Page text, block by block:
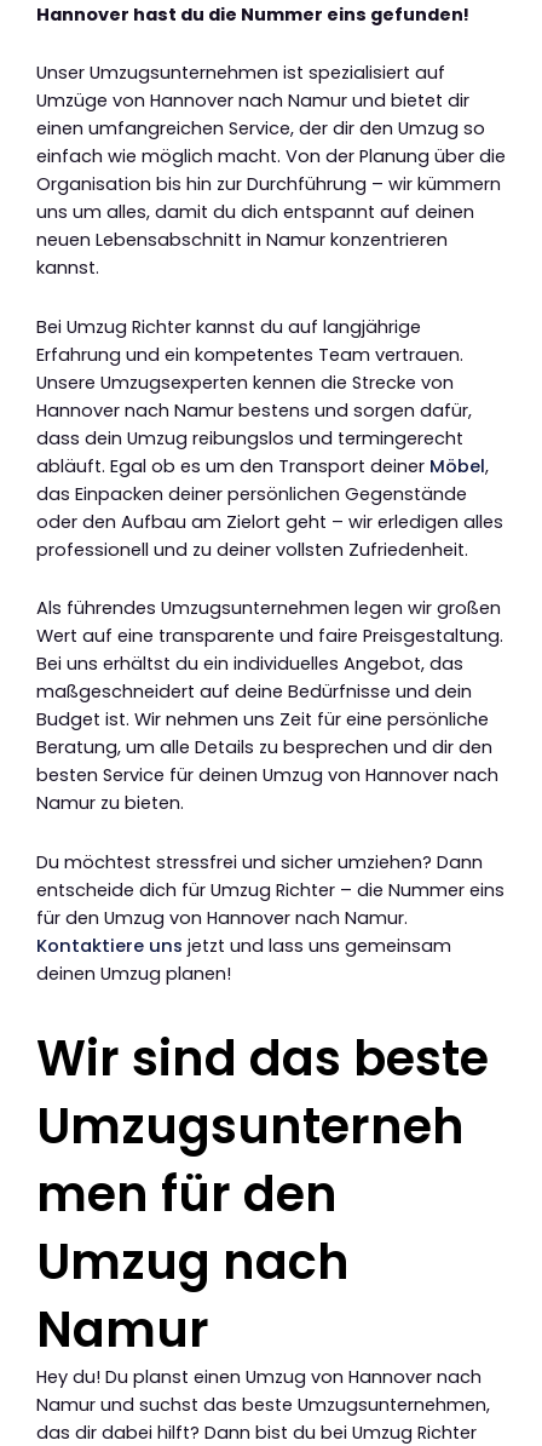
Hannover hast du die Nummer eins gefunden!
Unser Umzugsunternehmen ist spezialisiert auf
Umzüge von Hannover nach Namur und bietet dir
einen umfangreichen Service, der dir den Umzug so
einfach wie möglich macht. Von der Planung über die
Organisation bis hin zur Durchführung – wir kümmern
uns um alles, damit du dich entspannt auf deinen
neuen Lebensabschnitt in Namur konzentrieren
kannst.
Bei Umzug Richter kannst du auf langjährige
Erfahrung und ein kompetentes Team vertrauen.
Unsere Umzugsexperten kennen die Strecke von
Hannover nach Namur bestens und sorgen dafür,
dass dein Umzug reibungslos und termingerecht
abläuft. Egal ob es um den Transport deiner Möbel,
das Einpacken deiner persönlichen Gegenstände
oder den Aufbau am Zielort geht – wir erledigen alles
professionell und zu deiner vollsten Zufriedenheit.
Als führendes Umzugsunternehmen legen wir großen
Wert auf eine transparente und faire Preisgestaltung.
Bei uns erhältst du ein individuelles Angebot, das
maßgeschneidert auf deine Bedürfnisse und dein
Budget ist. Wir nehmen uns Zeit für eine persönliche
Beratung, um alle Details zu besprechen und dir den
besten Service für deinen Umzug von Hannover nach
Namur zu bieten.
Du möchtest stressfrei und sicher umziehen? Dann
entscheide dich für Umzug Richter – die Nummer eins
für den Umzug von Hannover nach Namur.
Kontaktiere uns jetzt und lass uns gemeinsam
deinen Umzug planen!
Wir sind das beste
Umzugsunterneh
men für den
Umzug nach
Namur
Hey du! Du planst einen Umzug von Hannover nach
Namur und suchst das beste Umzugsunternehmen,
das dir dabei hilft? Dann bist du bei Umzug Richter